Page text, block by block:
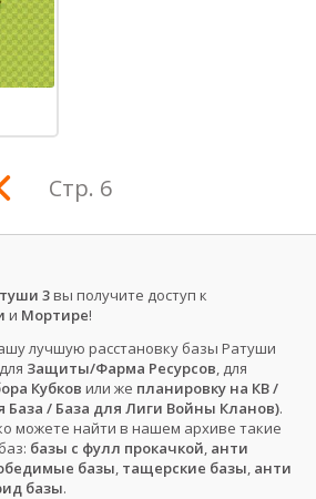
Стр. 6
3вы получите доступ к
и Мортире!
лучшую расстановку базы Ратуши
Защиты/Фарма Ресурсов, для
Кубков или же планировку на КВ /
База / База для Лиги Войны Кланов).
можете найти в нашем архиве такие
базы с фулл прокачкой, анти
базы, тащерские базы, анти
базы.